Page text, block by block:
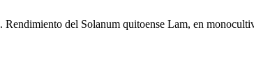
Rendimiento del Solanum quitoense Lam, en